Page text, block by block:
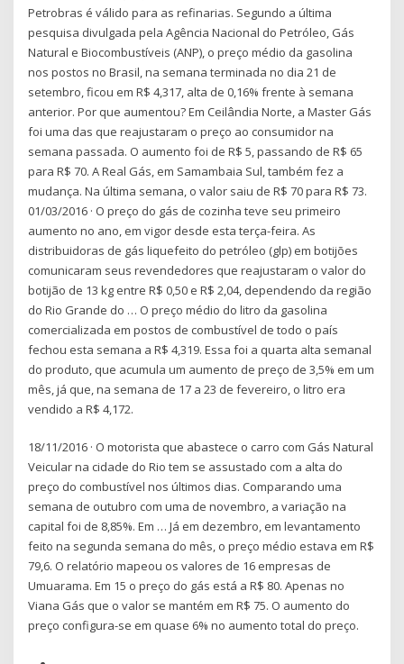
Petrobras é válido para as refinarias. Segundo a última
pesquisa divulgada pela Agência Nacional do Petróleo, Gás
Natural e Biocombustíveis (ANP), o preço médio da gasolina
nos postos no Brasil, na semana terminada no dia 21 de
setembro, ficou em R$ 4,317, alta de 0,16% frente à semana
anterior. Por que aumentou? Em Ceilândia Norte, a Master Gás
foi uma das que reajustaram o preço ao consumidor na
semana passada. O aumento foi de R$ 5, passando de R$ 65
para R$ 70. A Real Gás, em Samambaia Sul, também fez a
mudança. Na última semana, o valor saiu de R$ 70 para R$ 73.
01/03/2016 · O preço do gás de cozinha teve seu primeiro
aumento no ano, em vigor desde esta terça-feira. As
distribuidoras de gás liquefeito do petróleo (glp) em botijões
comunicaram seus revendedores que reajustaram o valor do
botijão de 13 kg entre R$ 0,50 e R$ 2,04, dependendo da região
do Rio Grande do … O preço médio do litro da gasolina
comercializada em postos de combustível de todo o país
fechou esta semana a R$ 4,319. Essa foi a quarta alta semanal
do produto, que acumula um aumento de preço de 3,5% em um
mês, já que, na semana de 17 a 23 de fevereiro, o litro era
vendido a R$ 4,172.
18/11/2016 · O motorista que abastece o carro com Gás Natural
Veicular na cidade do Rio tem se assustado com a alta do
preço do combustível nos últimos dias. Comparando uma
semana de outubro com uma de novembro, a variação na
capital foi de 8,85%. Em … Já em dezembro, em levantamento
feito na segunda semana do mês, o preço médio estava em R$
79,6. O relatório mapeou os valores de 16 empresas de
Umuarama. Em 15 o preço do gás está a R$ 80. Apenas no
Viana Gás que o valor se mantém em R$ 75. O aumento do
preço configura-se em quase 6% no aumento total do preço.